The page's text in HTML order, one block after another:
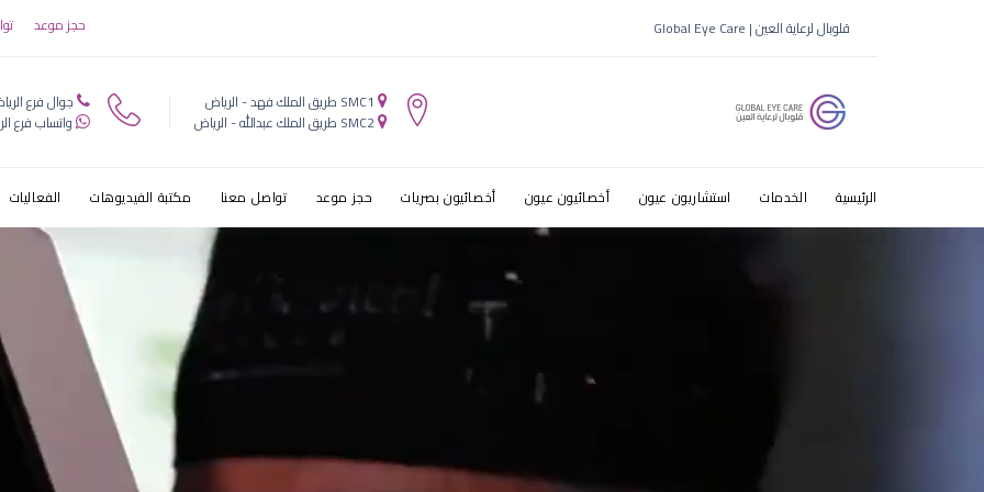
مع طبيب عيون
حي الملك فهد الرياض
قلوبال لرعاية العين | Global Eye Care حجز موعد
SMC1 طريق الملك فهد - الرياض
SMC2 طريق الملك عبدالله - الرياض
جوال فرع
واتساب فرع
الرئيسية الخدمات استشاريون عيون أخصائيون عيون أخصائيون بصريات حجز موعد تواصل معنا مكتبة الفيديوهات الفعاليات